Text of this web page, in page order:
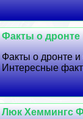
Факты о
Факты о дронте
Интересные
Люк Хеммингс